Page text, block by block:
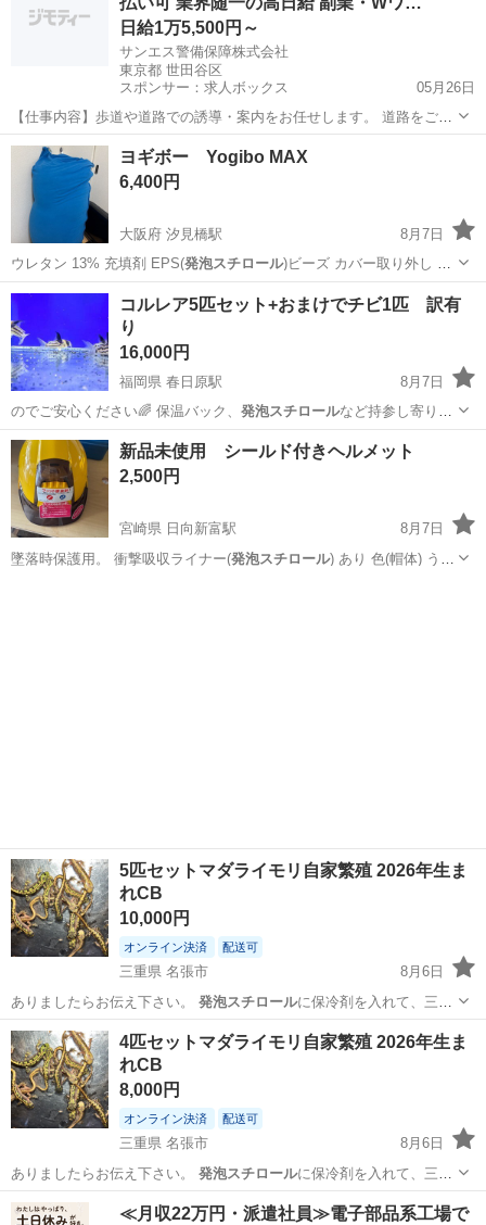
日給1万5,500円～
サンエス警備保障株式会社
東京都 世田谷区
スポンサー：求人ボックス
05月26日
【仕事内容】歩道や道路での誘導・案内をお任せします。 道路をご利
用される車両や歩行者の方が安全に安心して通行するために適切に誘
導してください。 勤務地へは直行直帰OKです! <未経験でも安心!!> 丁
寧な研修20hで基本的な知識を...
アルバイト・パート
ヨギボー Yogibo MAX
6,400円
大阪府 汐見橋駅
8月7日
ウレタン 13% 充填剤 EPS(発泡スチロール)ビーズ カバー取り外し 可
能 高…
大阪 大阪市 汐見橋駅 ソファ Yogibo
コルレア5匹セット+おまけでチビ1匹 訳有
り
16,000円
福岡県 春日原駅
8月7日
のでご安心ください🌈 保温バック、 発泡スチロールなど持参し寄り道
せず真っ直ぐに帰宅…
福岡 春日市 春日原駅 その他
新品未使用 シールド付きヘルメット
2,500円
宮崎県 日向新富駅
8月7日
墜落時保護用。 衝撃吸収ライナー(発泡スチロール) あり 色(帽体) うす
5匹セットマダライモリ自家繁殖 2026年生ま
れCB
10,000円
オンライン決済 配送可
三重県 名張市
8月6日
ありましたらお伝え下さい。 発泡スチロールに保冷剤を入れて、三重
県よりゆうパ…
三重 名張市 その他 マダライモリ
4匹セットマダライモリ自家繁殖 2026年生ま
れCB
8,000円
オンライン決済 配送可
三重県 名張市
8月6日
ありましたらお伝え下さい。 発泡スチロールに保冷剤を入れて、三重
県よりゆうパ…
三重 名張市 その他 マダライモリ
≪月収22万円・派遣社員≫電子部品系工場で